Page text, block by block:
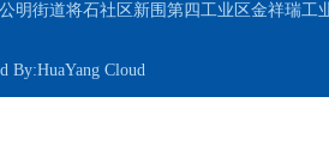
明街道将石社区新围第四工业区金祥瑞工
By:HuaYang Cloud